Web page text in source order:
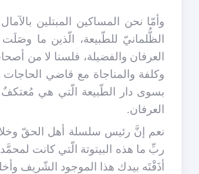
وأمّا نحن المساكين المبتلين
الظُّلمانيّ للطّبيعة، الّذين ما
العرفان والفضيلة، فلسنا لا من
وكلفة والمناجاة مع قاضي الحاجات
بسوى دار الطّبيعة الّتي هي
العرفان.
نعم إنَّ رئيس سلسلة أهل الحقّ
ربِّ ما هذه البيتوتة الّتي كانت
أذَقْتَه بيدك هذا الموجود الشّريف